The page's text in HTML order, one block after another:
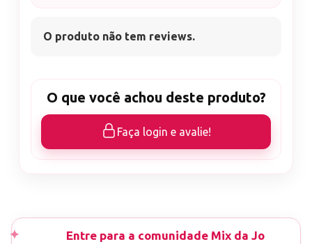
O produto não tem reviews.
O que você achou deste produto?
Faça login e avalie!